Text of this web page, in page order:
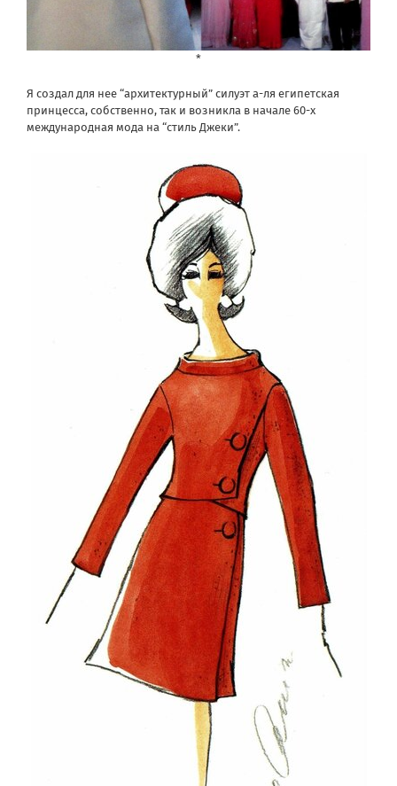
*
Я создал для нее “архитектурный” силуэт а-ля египетская
принцесса, собственно, так и возникла в начале 60-х
международная мода на “стиль Джеки”.